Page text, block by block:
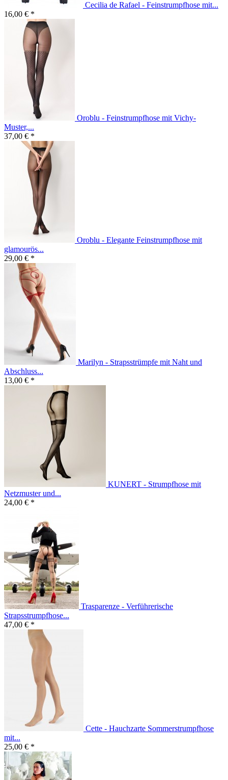
Cecilia de Rafael - Feinstrumpfhose mit...
16,00 € *
Oroblu - Feinstrumpfhose mit Vichy-
Muster,...
37,00 € *
Oroblu - Elegante Feinstrumpfhose mit
glamourös...
29,00 € *
Marilyn - Strapsstrümpfe mit Naht und
Abschluss...
13,00 € *
KUNERT - Strumpfhose mit
Netzmuster und...
24,00 € *
Trasparenze - Verführerische
Strapsstrumpfhose...
47,00 € *
Cette - Hauchzarte Sommerstrumpfhose
mit...
25,00 € *